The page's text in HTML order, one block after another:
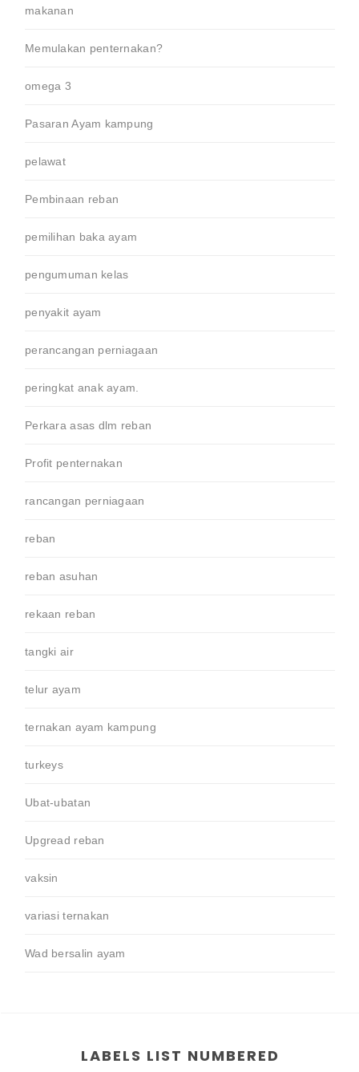
makanan
Memulakan penternakan?
omega 3
Pasaran Ayam kampung
pelawat
Pembinaan reban
pemilihan baka ayam
pengumuman kelas
penyakit ayam
perancangan perniagaan
peringkat anak ayam.
Perkara asas dlm reban
Profit penternakan
rancangan perniagaan
reban
reban asuhan
rekaan reban
tangki air
telur ayam
ternakan ayam kampung
turkeys
Ubat-ubatan
Upgread reban
vaksin
variasi ternakan
Wad bersalin ayam
LABELS LIST NUMBERED